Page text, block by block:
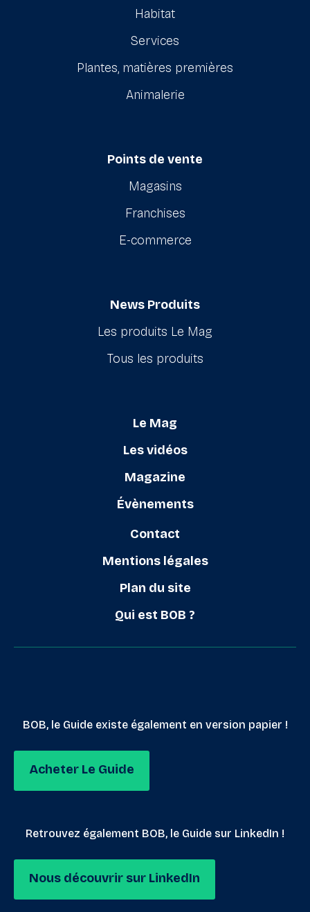
Habitat
Services
Plantes, matières premières
Animalerie
Points de vente
Magasins
Franchises
E-commerce
News Produits
Les produits Le Mag
Tous les produits
Le Mag
Les vidéos
Magazine
Évènements
Contact
Mentions légales
Plan du site
Qui est BOB ?
BOB, le Guide existe également en version papier !
Acheter Le Guide
Retrouvez également BOB, le Guide sur LinkedIn !
Nous découvrir sur LinkedIn